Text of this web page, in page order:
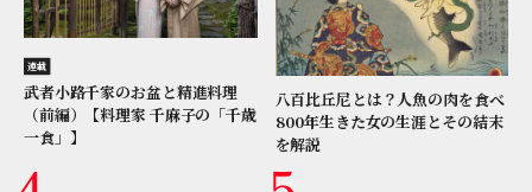
連載
武者小路千家のお盆と精進料理
（前編）【料理家 千麻子の「千歳
一食」】
八百比丘尼とは？人魚の肉を食べ
800年生きた女の生涯とその結末
を解説